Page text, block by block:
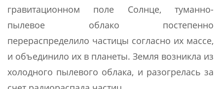
гравитационном поле Солнце, туманно-
пылевое облако постепенно
перераспределило частицы согласно их массе,
и объединило их в планеты. Земля возникла из
холодного пылевого облака, и разогрелась за